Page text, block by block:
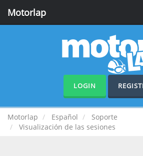
Motorlap
LOGIN
Motorlap Español
Soporte
Visualización de las sesiones